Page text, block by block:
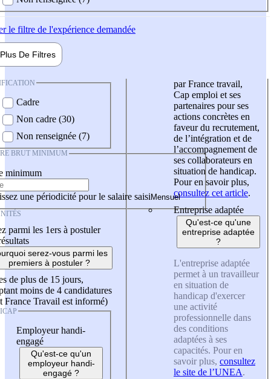
le filtre de l'expérience demandée
Plus De Filtres
Cadre
Non cadre (30)
Non renseignée (7)
BRUT MINIMUM
minimum
une périodicité pour le salaire saisi
parmi les 1ers à postuler
serez-vous parmi les
premiers à postuler ?
de plus de 15 jours,
moins de 4 candidatures
France Travail est informé)
Employeur handi-
engagé
Qu'est-ce qu'un
employeur handi-
engagé ?
par France travail,
Cap emploi et ses
partenaires pour ses
actions concrètes en
faveur du recrutement,
de l’intégration et de
l’accompagnement de
ses collaborateurs en
situation de handicap.
Pour en savoir plus,
consultez cet article.
Entreprise adaptée
Qu'est-ce qu'une
entreprise adaptée
?
L'entreprise adaptée
permet à un travailleur
en situation de
handicap d'exercer
une activité
professionnelle dans
des conditions
adaptées à ses
capacités. Pour en
savoir plus, consultez
le site de l’UNEA.